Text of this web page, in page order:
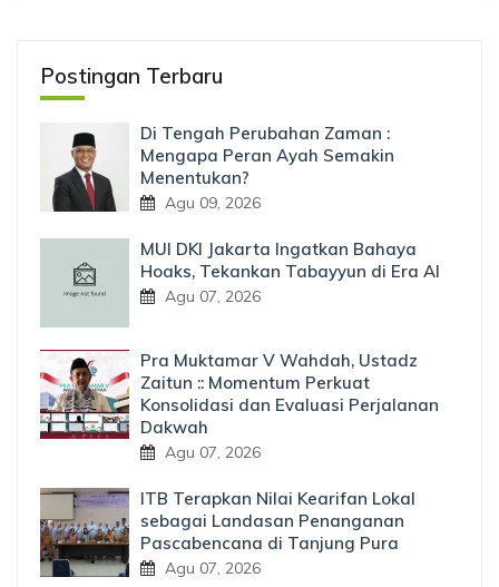
Postingan Terbaru
Di Tengah Perubahan Zaman :
Mengapa Peran Ayah Semakin
Menentukan?
Agu 09, 2026
MUI DKI Jakarta Ingatkan Bahaya
Hoaks, Tekankan Tabayyun di Era AI
Agu 07, 2026
Pra Muktamar V Wahdah, Ustadz
Zaitun :: Momentum Perkuat
Konsolidasi dan Evaluasi Perjalanan
Dakwah
Agu 07, 2026
ITB Terapkan Nilai Kearifan Lokal
sebagai Landasan Penanganan
Pascabencana di Tanjung Pura
Agu 07, 2026